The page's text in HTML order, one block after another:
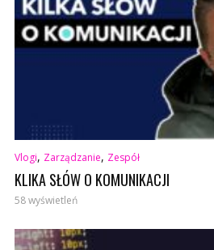
Vlogi, Zarządzanie, Zespół
KLIKA SŁÓW O KOMUNIKACJI
58 wyświetleń